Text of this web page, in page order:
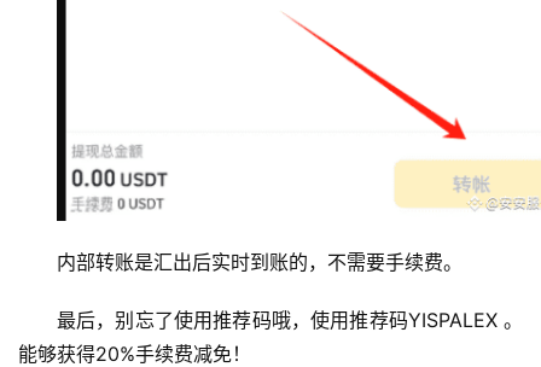
内部转账是汇出后实时到账的，不需要手续费。
最后，别忘了使用推荐码哦，使用推荐码YISPALEX 。
能够获得20%手续费减免！